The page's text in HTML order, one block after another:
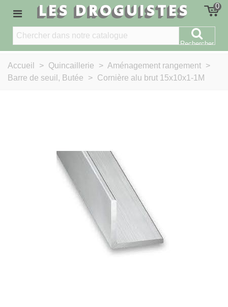
LES DROGUISTES 0
Rechercher
Accueil > Quincaillerie > Aménagement rangement >
Barre de seuil, Butée
> Cornière alu brut 15x10x1-1M